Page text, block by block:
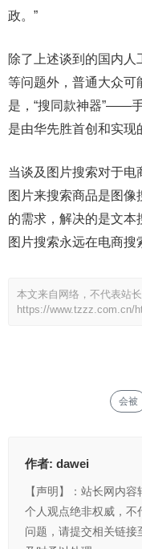
政。”
除了上述谈到的国内
等问题外，普通大众可
是，“搜同款神器”——
是由华先胜首创和实现
当谈及图片搜索对于电
图片来搜索商品是图
的需求，解决的是文本
图片搜索永远在电商搜
本文来自网络，不代表站
https://www.tzzz.com.cn/
会被
作者: dawei
【声明】：站长网内
个人观点绝非权威，不
问题，请提交相关链